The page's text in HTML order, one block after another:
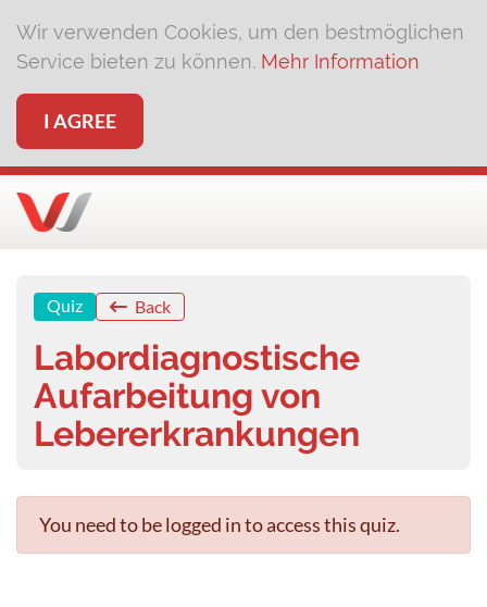
Wir verwenden Cookies, um den bestmöglichen
Service bieten zu können. Mehr Information
I AGREE
Quiz Back
Labordiagnostische
Aufarbeitung von
Lebererkrankungen
You need to be logged in to access this quiz.